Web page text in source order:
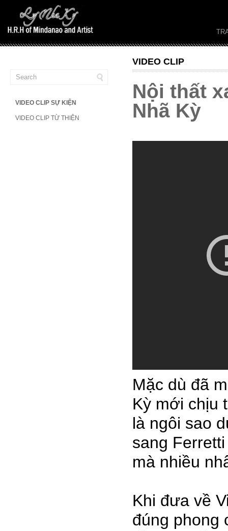
VIDEO CLIP SỰ KIỆN
VIDEO CLIP TỪ THIỆN
VIDEO CLIP
Nội thất
Nhã Kỳ
Mặc dù đã
Kỳ mới chịu
là ngôi sao
sang
mà nhiều
Khi đưa về
đúng phong